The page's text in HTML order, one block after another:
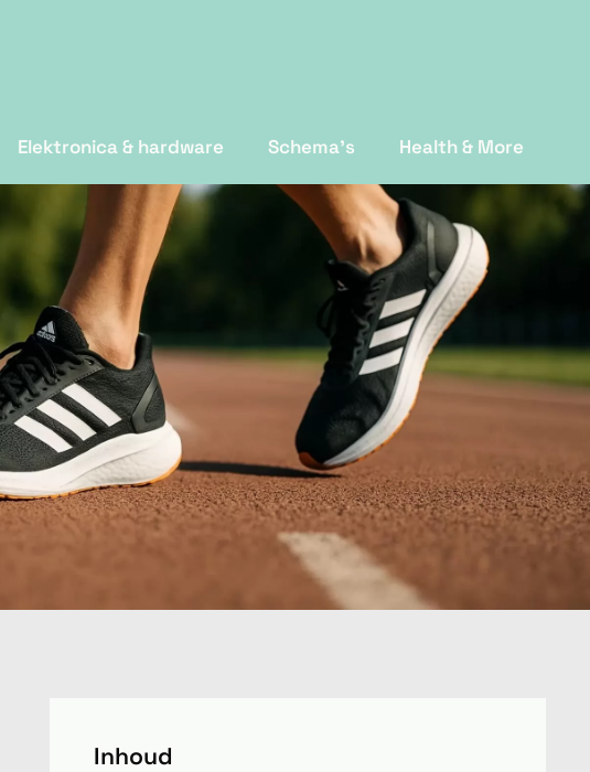
Elektronica & hardware Schema's Health & More
Inhoud